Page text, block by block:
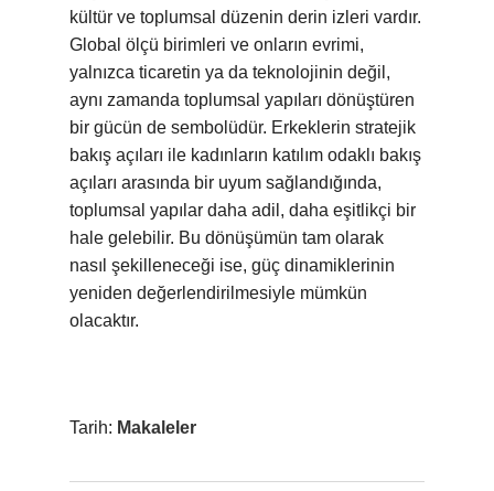
kültür ve toplumsal düzenin derin izleri vardır.
Global ölçü birimleri ve onların evrimi,
yalnızca ticaretin ya da teknolojinin değil,
aynı zamanda toplumsal yapıları dönüştüren
bir gücün de sembolüdür. Erkeklerin stratejik
bakış açıları ile kadınların katılım odaklı bakış
açıları arasında bir uyum sağlandığında,
toplumsal yapılar daha adil, daha eşitlikçi bir
hale gelebilir. Bu dönüşümün tam olarak
nasıl şekilleneceği ise, güç dinamiklerinin
yeniden değerlendirilmesiyle mümkün
olacaktır.
Tarih: Makaleler